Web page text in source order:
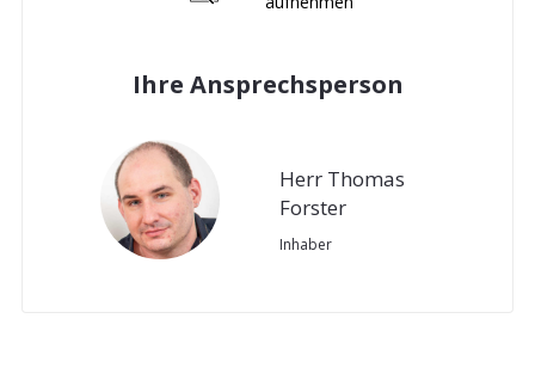
Ihre Ansprechsperson
Herr Thomas
Forster
Inhaber